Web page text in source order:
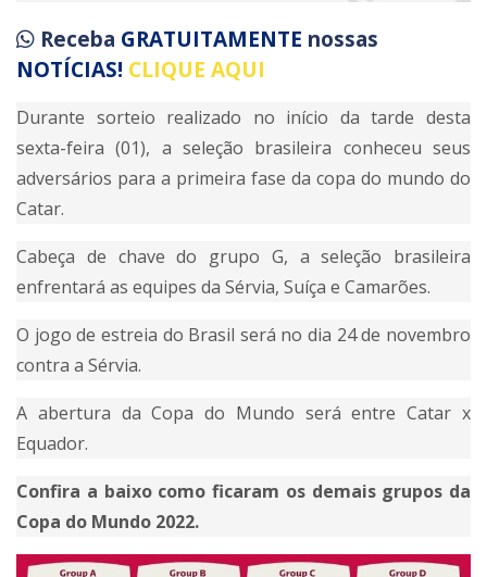
Receba GRATUITAMENTE nossas
NOTÍCIAS! CLIQUE AQUI
Durante sorteio realizado no início da tarde desta
sexta-feira (01), a seleção brasileira conheceu seus
adversários para a primeira fase da copa do mundo do
Catar.
Cabeça de chave do grupo G, a seleção brasileira
enfrentará as equipes da Sérvia, Suíça e Camarões.
O jogo de estreia do Brasil será no dia 24 de novembro
contra a Sérvia.
A abertura da Copa do Mundo será entre Catar x
Equador.
Confira a baixo como ficaram os demais grupos da
Copa do Mundo 2022.